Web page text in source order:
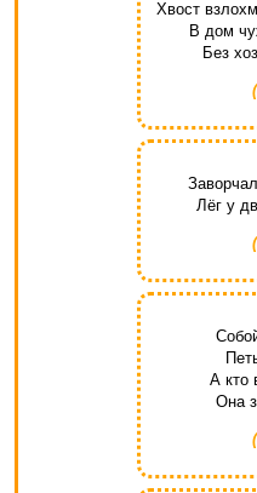
Хвост
В дом
Без
Лёг у
А кто
Она